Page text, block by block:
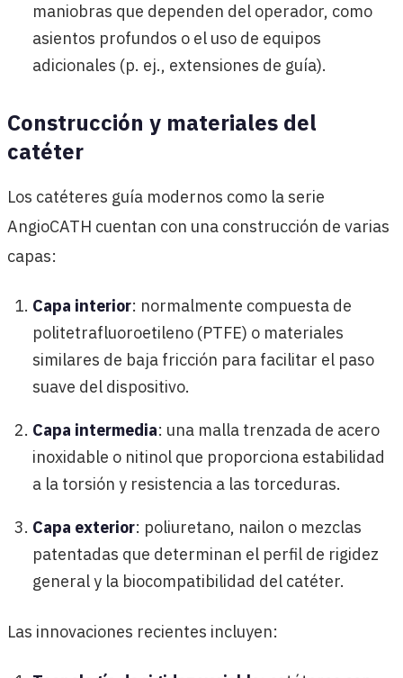
maniobras que dependen del operador, como
asientos profundos o el uso de equipos
adicionales (p. ej., extensiones de guía).
Construcción y materiales del
catéter
Los catéteres guía modernos como la serie
AngioCATH cuentan con una construcción de varias
capas:
Capa interior: normalmente compuesta de
politetrafluoroetileno (PTFE) o materiales
similares de baja fricción para facilitar el paso
suave del dispositivo.
Capa intermedia: una malla trenzada de acero
inoxidable o nitinol que proporciona estabilidad
a la torsión y resistencia a las torceduras.
Capa exterior: poliuretano, nailon o mezclas
patentadas que determinan el perfil de rigidez
general y la biocompatibilidad del catéter.
Las innovaciones recientes incluyen: